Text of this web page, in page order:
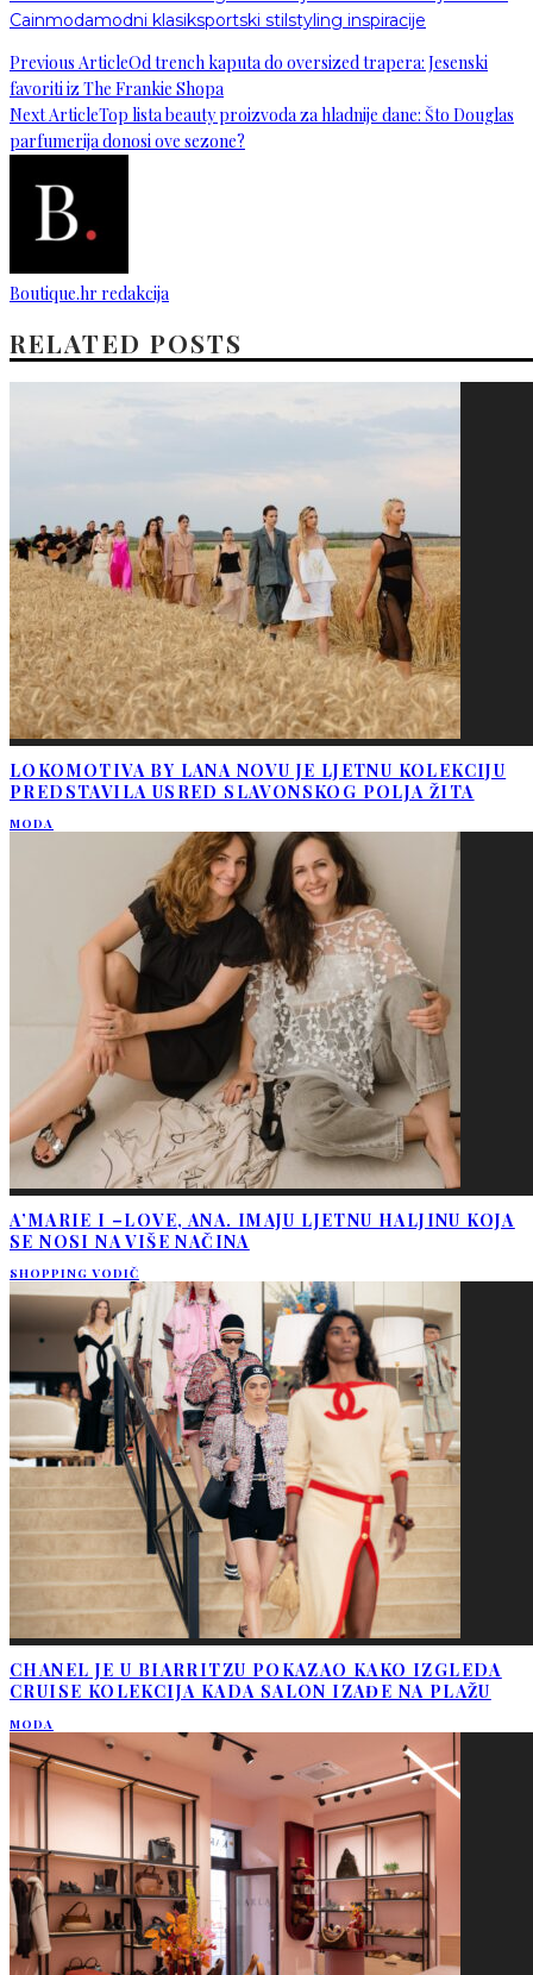
Cainmodamodni klasiksportski stilstyling inspiracije
Previous ArticleOd trench kaputa do oversized trapera: Jesenski
favoriti iz The Frankie Shopa
Next ArticleTop lista beauty proizvoda za hladnije dane: Što Douglas
parfumerija donosi ove sezone?
Boutique.hr redakcija
RELATED POSTS
LOKOMOTIVA BY LANA NOVU JE LJETNU KOLEKCIJU
PREDSTAVILA USRED SLAVONSKOG POLJA ŽITA
MODA
A’MARIE I –LOVE, ANA. IMAJU LJETNU HALJINU KOJA
SE NOSI NA VIŠE NAČINA
SHOPPING VODIČ
CHANEL JE U BIARRITZU POKAZAO KAKO IZGLEDA
CRUISE KOLEKCIJA KADA SALON IZAĐE NA PLAŽU
MODA